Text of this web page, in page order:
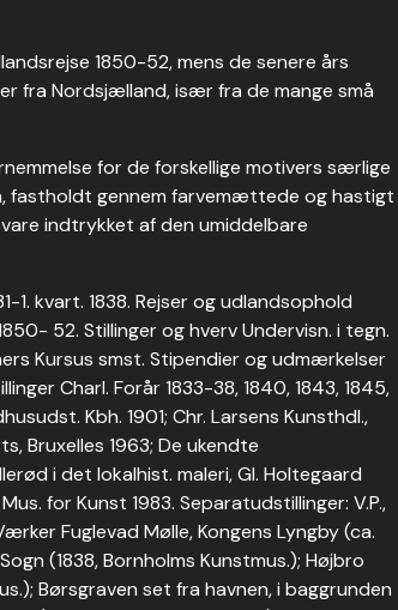
1850-52, mens de senere års
fra Nordsjælland, især fra de mange små
for de forskellige motivers særlige
fastholdt gennem farvemættede og hastigt
indtrykket af den umiddelbare
1. kvart. 1838. Rejser og udlandsophold
52. Stillinger og hverv Undervisn. i tegn.
Kursus smst. Stipendier og udmærkelser
Charl. Forår 1833-38, 1840, 1843, 1845,
Kbh. 1901; Chr. Larsens Kunsthdl.,
Bruxelles 1963; De ukendte
i det lokalhist. maleri, Gl. Holtegaard
for Kunst 1983. Separatudstillinger: V.P.,
Fuglevad Mølle, Kongens Lyngby (ca.
(1838, Bornholms Kunstmus.); Højbro
Børsgraven set fra havnen, i baggrunden